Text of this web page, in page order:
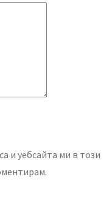
и уебсайта ми в този